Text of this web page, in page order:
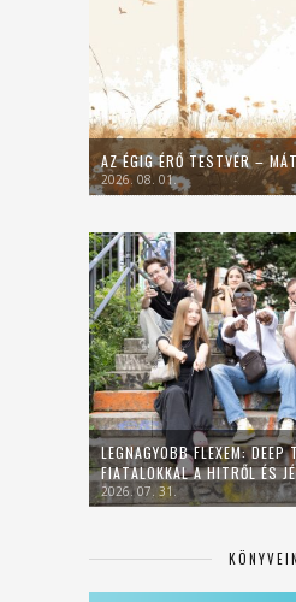
AZ ÉGIG ÉRŐ TESTVÉR –
2026. 08. 01.
LEGNAGYOBB FLEXEM: DEEP
FIATALOKKAL A HITRŐL ÉS
2026. 07. 31.